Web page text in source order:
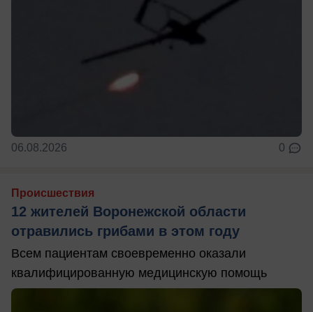
06.08.2026 0
Происшествия
12 жителей Воронежской области
отравились грибами в этом году
Всем пациентам своевременно оказали
квалифицированную медицинскую помощь